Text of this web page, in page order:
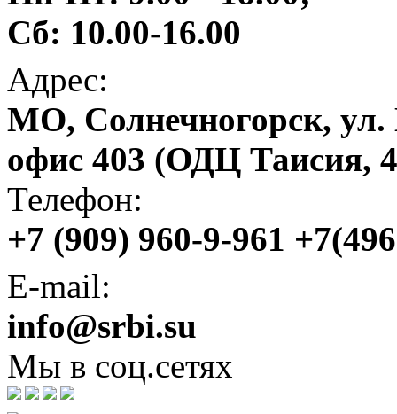
Сб: 10.00-16.00
Адрес:
МО, Солнечногорск, ул.
офис 403 (ОДЦ Таисия,
Телефон:
+7 (909) 960-9-961
E-mail:
info@srbi.su
Мы в соц.сетях